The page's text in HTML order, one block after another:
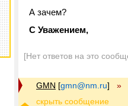
А зачем?
С Уважением,
[Нет ответов на это
GMN [gmn@nm.ru] »